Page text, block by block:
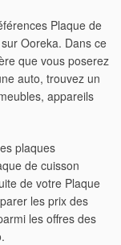
Plaque de
Ooreka. Dans ce
que vous poserez
auto, trouvez un
appareils
plaques
de cuisson
de votre Plaque
les prix des
les offres des